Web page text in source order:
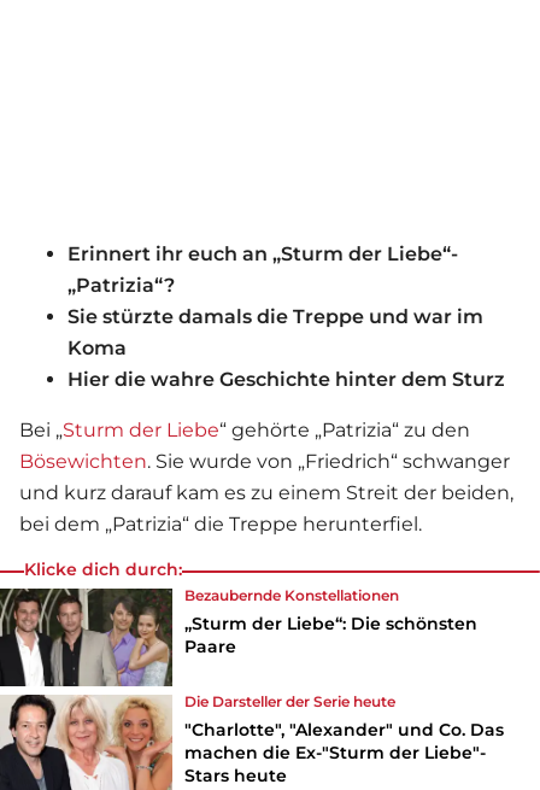
Erinnert ihr euch an „Sturm der Liebe“-
„Patrizia“?
Sie stürzte damals die Treppe und war im
Koma
Hier die wahre Geschichte hinter dem Sturz
Bei „Sturm der Liebe“ gehörte „Patrizia“ zu den
Bösewichten. Sie wurde von „Friedrich“ schwanger
und kurz darauf kam es zu einem Streit der beiden,
bei dem „Patrizia“ die Treppe herunterfiel.
Klicke dich durch:
Bezaubernde Konstellationen
„Sturm der Liebe“: Die schönsten
Paare
Die Darsteller derSerie heute
"Charlotte", "Alexander" und Co. Das
machen die Ex-"Sturm der Liebe"-
Stars heute